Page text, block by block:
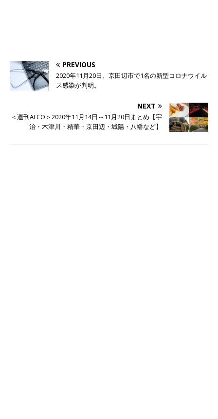
PREVIOUS
2020年11月20日、京田辺市で1名の新型コロナウイル
ス感染が判明。
NEXT
＜週刊ALCO＞2020年11月14日～11月20日まとめ【宇
治・木津川・精華・京田辺・城陽・八幡など】